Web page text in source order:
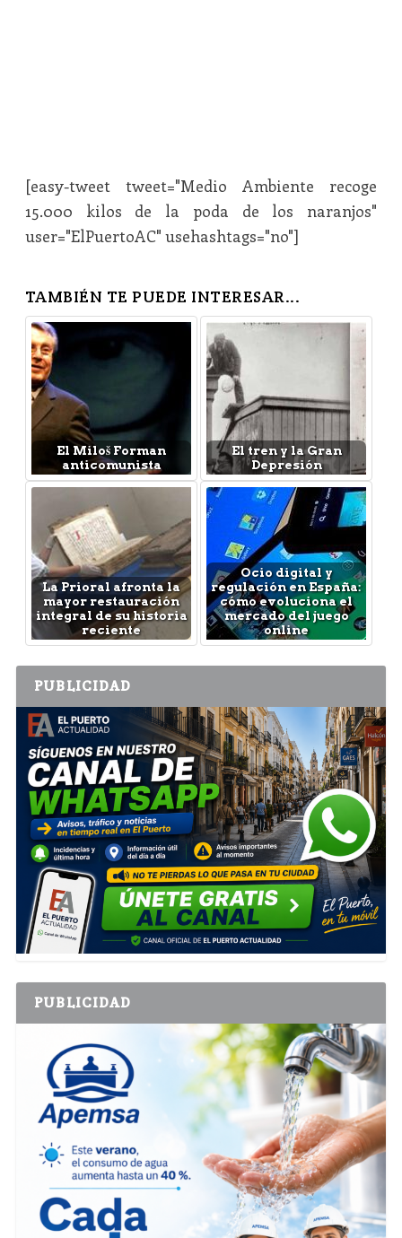
[easy-tweet tweet="Medio Ambiente recoge
15.000 kilos de la poda de los naranjos"
user="ElPuertoAC" usehashtags="no"]
TAMBIÉN TE PUEDE INTERESAR...
El Miloš Forman
anticomunista
El tren y la Gran
Depresión
La Prioral afronta la
mayor restauración
integral de su historia
reciente
Ocio digital y
regulación en España:
cómo evoluciona el
mercado del juego
online
PUBLICIDAD
PUBLICIDAD